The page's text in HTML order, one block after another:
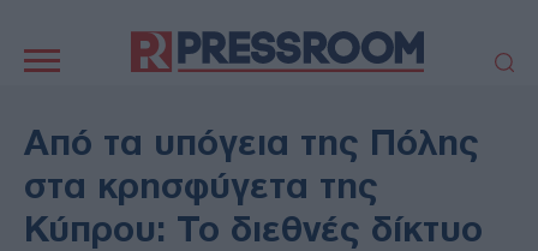
πλοήγηση
ΠΟΛΙΤΙΚΗ
ΕΛΛΑΔΑ
ΕΚΚΛΗΣΙΑ
ΑΜΥΝΑ
ΔΙΕΘΝΗ
ΚΥΠΡΟΣ
Από τα υπόγεια της Πόλης
στα κρησφύγετα της
Κύπρου: Το διεθνές δίκτυο